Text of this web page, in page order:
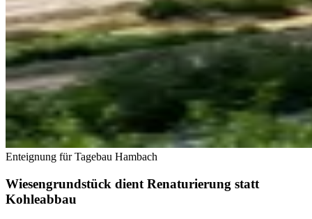
Enteignung für Tagebau Hambach
Wiesengrundstück dient Renaturierung statt
Kohleabbau